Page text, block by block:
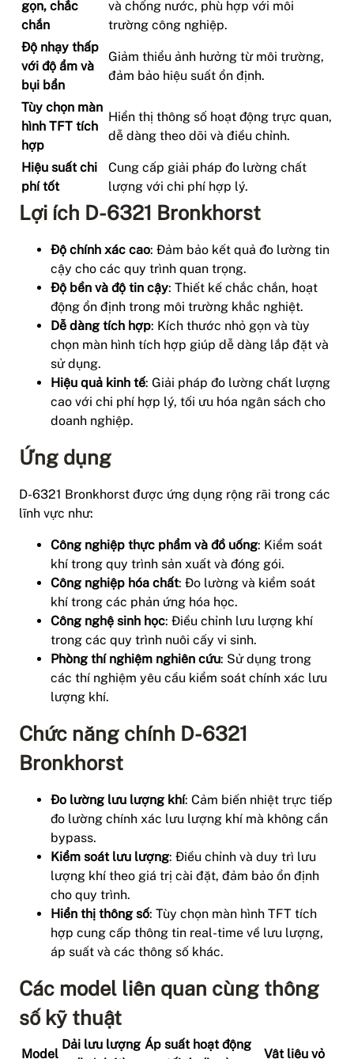
gọn, chắc
chắn
và chống nước, phù hợp với môi
trường công nghiệp.
Độ nhạy thấp
với độ ẩm và
bụi bẩn
Giảm thiểu ảnh hưởng từ môi trường,
đảm bảo hiệu suất ổn định.
Tùy chọn màn
hình TFT tích
hợp
Hiển thị thông số hoạt động trực quan,
dễ dàng theo dõi và điều chỉnh.
Hiệu suất chi
phí tốt
Cung cấp giải pháp đo lường chất
lượng với chi phí hợp lý.
Lợi ích D-6321 Bronkhorst
Độ chính xác cao: Đảm bảo kết quả đo lường tin
cậy cho các quy trình quan trọng.
Độ bền và độ tin cậy: Thiết kế chắc chắn, hoạt
động ổn định trong môi trường khắc nghiệt.
Dễ dàng tích hợp: Kích thước nhỏ gọn và tùy
chọn màn hình tích hợp giúp dễ dàng lắp đặt và
sử dụng.
Hiệu quả kinh tế: Giải pháp đo lường chất lượng
cao với chi phí hợp lý, tối ưu hóa ngân sách cho
doanh nghiệp.
Ứng dụng
D-6321 Bronkhorst được ứng dụng rộng rãi trong các
lĩnh vực như:
Công nghiệp thực phẩm và đồ uống: Kiểm soát
khí trong quy trình sản xuất và đóng gói.
Công nghiệp hóa chất: Đo lường và kiểm soát
khí trong các phản ứng hóa học.
Công nghệ sinh học: Điều chỉnh lưu lượng khí
trong các quy trình nuôi cấy vi sinh.
Phòng thí nghiệm nghiên cứu: Sử dụng trong
các thí nghiệm yêu cầu kiểm soát chính xác lưu
lượng khí.
Chức năng chính D-6321
Bronkhorst
Đo lường lưu lượng khí: Cảm biến nhiệt trực tiếp
đo lường chính xác lưu lượng khí mà không cần
bypass.
Kiểm soát lưu lượng: Điều chỉnh và duy trì lưu
lượng khí theo giá trị cài đặt, đảm bảo ổn định
cho quy trình.
Hiển thị thông số: Tùy chọn màn hình TFT tích
hợp cung cấp thông tin real-time về lưu lượng,
áp suất và các thông số khác.
Các model liên quan cùng thông
số kỹ thuật
Model
Dải lưu lượng Áp suất hoạt động
Vật liệu vỏ